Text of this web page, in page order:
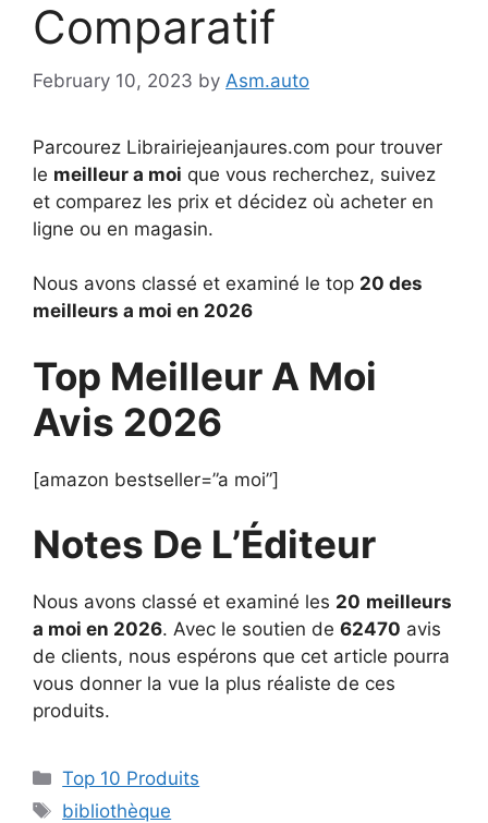
Comparatif
February 10, 2023 by Asm.auto
Parcourez Librairiejeanjaures.com pour trouver
le meilleur a moi que vous recherchez, suivez
et comparez les prix et décidez où acheter en
ligne ou en magasin.
Nous avons classé et examiné le top 20 des
meilleurs a moi en 2026
Top Meilleur A Moi
Avis 2026
[amazon bestseller=”a moi”]
Notes De L’Éditeur
Nous avons classé et examiné les 20 meilleurs
a moi en 2026. Avec le soutien de 62470 avis
de clients, nous espérons que cet article pourra
vous donner la vue la plus réaliste de ces
produits.
Top 10 Produits
bibliothèque